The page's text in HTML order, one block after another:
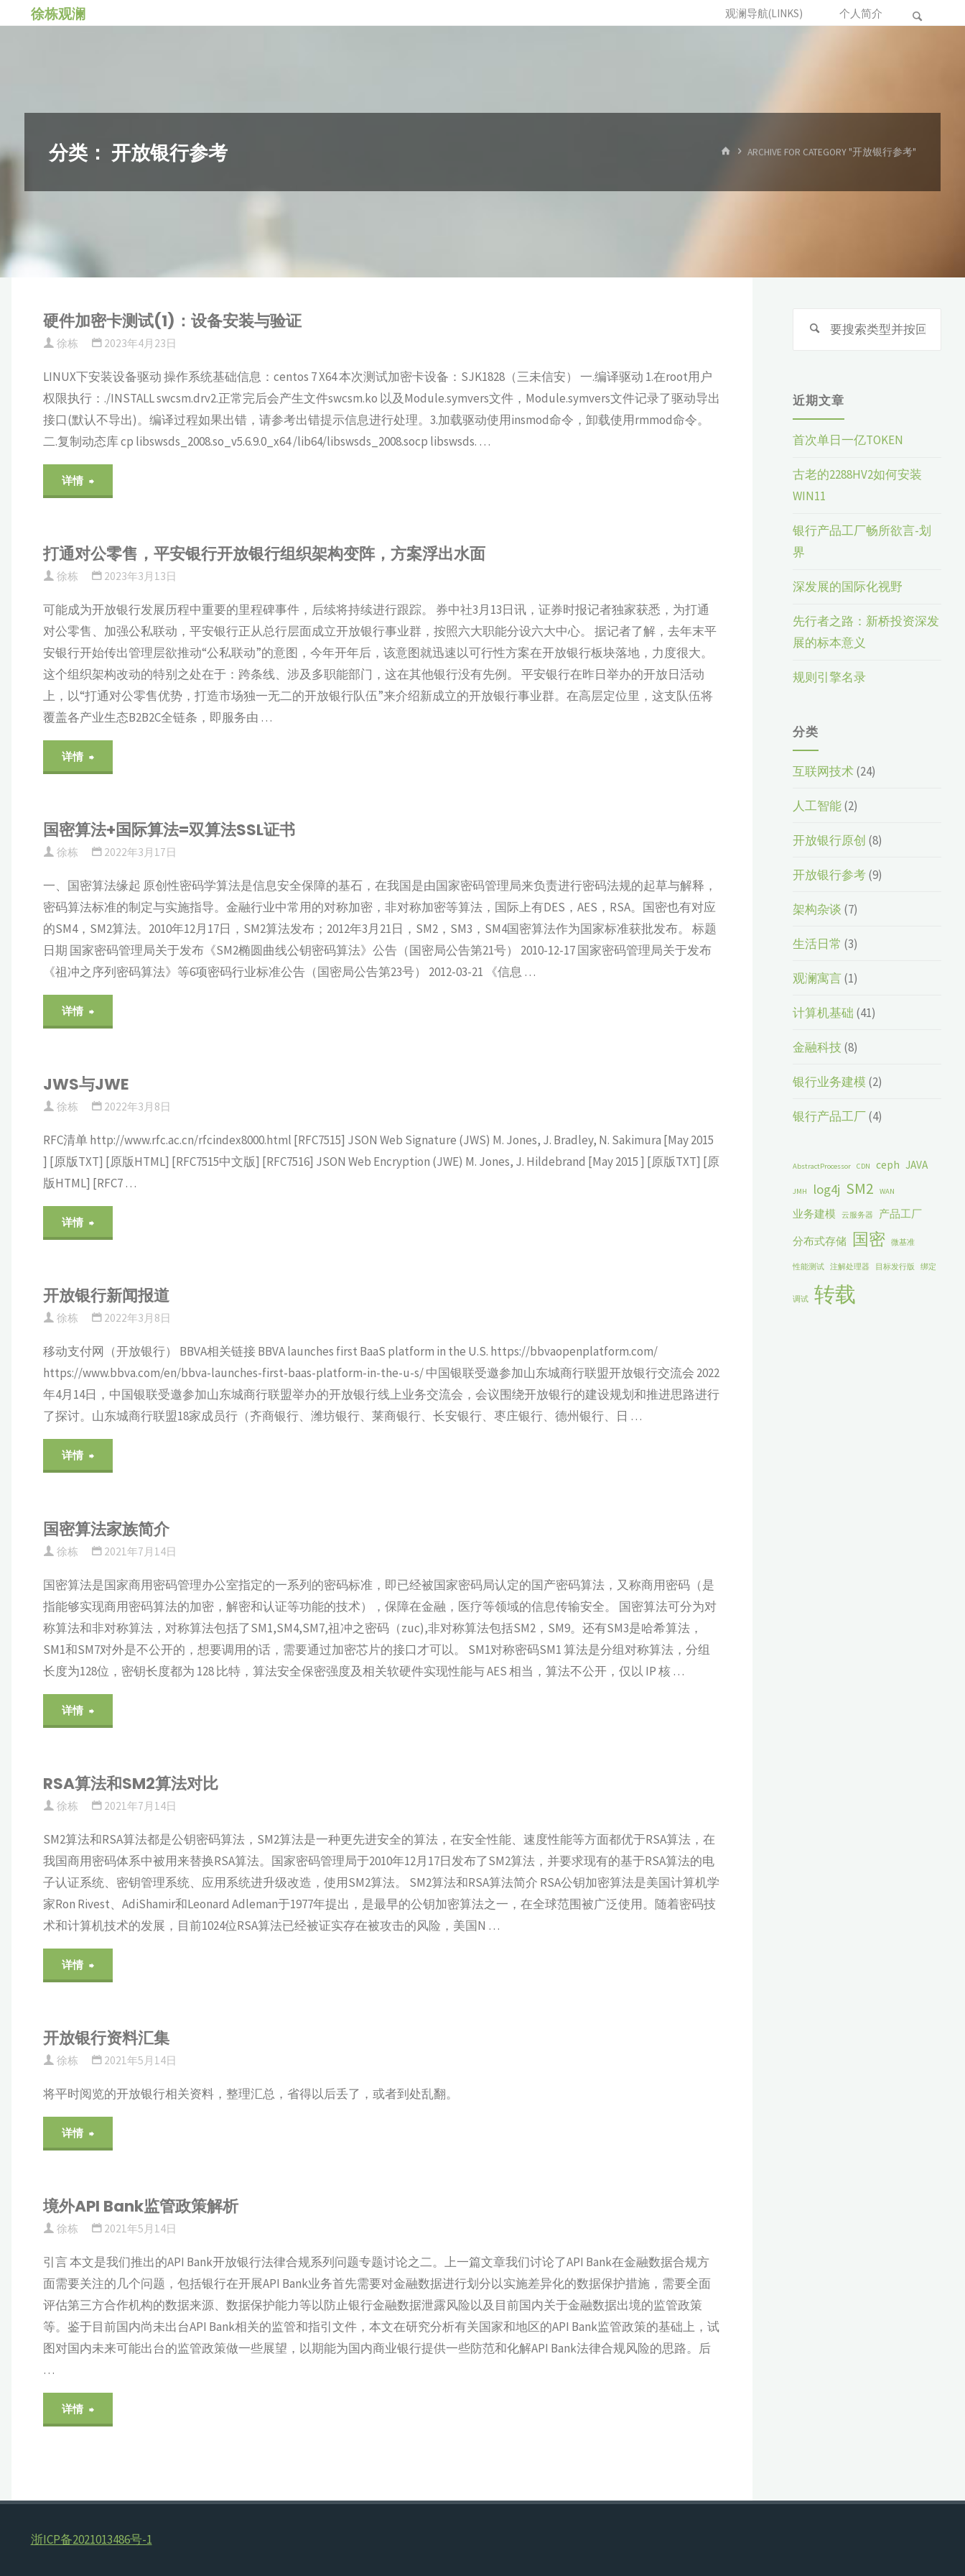
徐栋观澜 观澜导航(LINKS) 个人简介
分类： 开放银行参考
首 ARCHIVE FOR CATEGORY "开放银行参考"
硬件加密卡测试(1)：设备安装与验证
徐栋 2023年4月23日
LINUX下安装设备驱动 操作系统基础信息：centos 7 X64 本次测试加密卡设备：SJK1828（三未信安） 一.编译驱动 1.在root用户
权限执行：./INSTALL swcsm.drv2.正常完后会产生文件swcsm.ko 以及Module.symvers文件，Module.symvers文件记录了驱动导出
接口(默认不导出)。编译过程如果出错，请参考出错提示信息进行处理。3.加载驱动使用insmod命令，卸载使用rmmod命令。
二.复制动态库 cp libswsds_2008.so_v5.6.9.0_x64 /lib64/libswsds_2008.socp libswsds. …
详情 "硬
加
密
卡
测
试
(1)：
安
装
与
验
证"
打通对公零售，平安银行开放银行组织架构变阵，方案浮出水面
徐栋 2023年3月13日
可能成为开放银行发展历程中重要的里程碑事件，后续将持续进行跟踪。 券中社3月13日讯，证券时报记者独家获悉，为打通
对公零售、加强公私联动，平安银行正从总行层面成立开放银行事业群，按照六大职能分设六大中心。 据记者了解，去年末平
安银行开始传出管理层欲推动“公私联动”的意图，今年开年后，该意图就迅速以可行性方案在开放银行板块落地，力度很大。
这个组织架构改动的特别之处在于：跨条线、涉及多职能部门，这在其他银行没有先例。 平安银行在昨日举办的开放日活动
上，以“打通对公零售优势，打造市场独一无二的开放银行队伍”来介绍新成立的开放银行事业群。在高层定位里，这支队伍将
覆盖各产业生态B2B2C全链条，即服务由 …
详情 "打
对
公
零
售，
平
安
银
开
银
行
组
架
阵，
出
面"
国密算法+国际算法=双算法SSL证书
徐栋 2022年3月17日
一、国密算法缘起 原创性密码学算法是信息安全保障的基石，在我国是由国家密码管理局来负责进行密码法规的起草与解释，
密码算法标准的制定与实施指导。金融行业中常用的对称加密，非对称加密等算法，国际上有DES，AES，RSA。国密也有对应
的SM4，SM2算法。2010年12月17日，SM2算法发布；2012年3月21日，SM2，SM3，SM4国密算法作为国家标准获批发布。 标题
日期 国家密码管理局关于发布《SM2椭圆曲线公钥密码算法》公告（国密局公告第21号） 2010-12-17 国家密码管理局关于发布
《祖冲之序列密码算法》等6项密码行业标准公告（国密局公告第23号） 2012-03-21 《信息 …
详情 "国
算
法
+国
际
双
算
法
SSL
JWS与JWE
徐栋 2022年3月8日
RFC清单 http://www.rfc.ac.cn/rfcindex8000.html [RFC7515] JSON Web Signature (JWS) M. Jones, J. Bradley, N. Sakimura [May 2015
] [原版TXT] [原版HTML] [RFC7515中文版] [RFC7516] JSON Web Encryption (JWE) M. Jones, J. Hildebrand [May 2015 ] [原版TXT] [原
版HTML] [RFC7 …
详情 "JWS
JWE"
开放银行新闻报道
徐栋 2022年3月8日
移动支付网（开放银行） BBVA相关链接 BBVA launches first BaaS platform in the U.S. https://bbvaopenplatform.com/
https://www.bbva.com/en/bbva-launches-first-baas-platform-in-the-u-s/ 中国银联受邀参加山东城商行联盟开放银行交流会 2022
年4月14日，中国银联受邀参加山东城商行联盟举办的开放银行线上业务交流会，会议围绕开放银行的建设规划和推进思路进行
了探讨。山东城商行联盟18家成员行（齐商银行、潍坊银行、莱商银行、长安银行、枣庄银行、德州银行、日 …
详情 "开
银
行
新
闻
报
道"
国密算法家族简介
徐栋 2021年7月14日
国密算法是国家商用密码管理办公室指定的一系列的密码标准，即已经被国家密码局认定的国产密码算法，又称商用密码（是
指能够实现商用密码算法的加密，解密和认证等功能的技术），保障在金融，医疗等领域的信息传输安全。 国密算法可分为对
称算法和非对称算法，对称算法包括了SM1,SM4,SM7,祖冲之密码（zuc),非对称算法包括SM2，SM9。还有SM3是哈希算法，
SM1和SM7对外是不公开的，想要调用的话，需要通过加密芯片的接口才可以。 SM1对称密码SM1 算法是分组对称算法，分组
长度为128位，密钥长度都为 128 比特，算法安全保密强度及相关软硬件实现性能与 AES 相当，算法不公开，仅以 IP 核 …
详情 "国
算
法
家
族
简
介"
RSA算法和SM2算法对比
徐栋 2021年7月14日
SM2算法和RSA算法都是公钥密码算法，SM2算法是一种更先进安全的算法，在安全性能、速度性能等方面都优于RSA算法，在
我国商用密码体系中被用来替换RSA算法。国家密码管理局于2010年12月17日发布了SM2算法，并要求现有的基于RSA算法的电
子认证系统、密钥管理系统、应用系统进升级改造，使用SM2算法。 SM2算法和RSA算法简介 RSA公钥加密算法是美国计算机学
家Ron Rivest、AdiShamir和Leonard Adleman于1977年提出，是最早的公钥加密算法之一，在全球范围被广泛使用。随着密码技
术和计算机技术的发展，目前1024位RSA算法已经被证实存在被攻击的风险，美国N …
详情 "RSA
法
和
SM2
算
对
比"
开放银行资料汇集
徐栋 2021年5月14日
将平时阅览的开放银行相关资料，整理汇总，省得以后丢了，或者到处乱翻。
详情 "开
银
行
资
料
汇
境外API Bank监管政策解析
徐栋 2021年5月14日
引言 本文是我们推出的API Bank开放银行法律合规系列问题专题讨论之二。上一篇文章我们讨论了API Bank在金融数据合规方
面需要关注的几个问题，包括银行在开展API Bank业务首先需要对金融数据进行划分以实施差异化的数据保护措施，需要全面
评估第三方合作机构的数据来源、数据保护能力等以防止银行金融数据泄露风险以及目前国内关于金融数据出境的监管政策
等。鉴于目前国内尚未出台API Bank相关的监管和指引文件，本文在研究分析有关国家和地区的API Bank监管政策的基础上，试
图对国内未来可能出台的监管政策做一些展望，以期能为国内商业银行提供一些防范和化解API Bank法律合规风险的思路。后
…
详情 "境
监
近期文章
首次单日一亿TOKEN
古老的2288HV2如何安装
WIN11
银行产品工厂畅所欲言-划
界
深发展的国际化视野
先行者之路：新桥投资深发
展的标本意义
规则引擎名录
分类
互联网技术(24)
人工智能(2)
开放银行原创 (8)
开放银行参考(9)
架构杂谈 (7)
生活日常 (3)
观澜寓言(1)
计算机基础 (41)
金融科技 (8)
银行业务建模 (2)
银行产品工厂(4)
AbstractProcessor CDN ceph JAVA
JMH log4j SM2 WAN
业务建模 云服务器
产品工厂
分布式存储 国密 微基准
性能测试 注解处理器 目标发行版 绑定
调试 转载
浙ICP备2021013486号-1